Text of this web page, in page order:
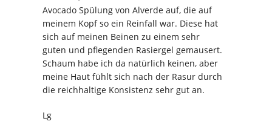
Avocado Spülung von Alverde auf, die auf
meinem Kopf so ein Reinfall war. Diese hat
sich auf meinen Beinen zu einem sehr
guten und pflegenden Rasiergel gemausert.
Schaum habe ich da natürlich keinen, aber
meine Haut fühlt sich nach der Rasur durch
die reichhaltige Konsistenz sehr gut an.
Lg